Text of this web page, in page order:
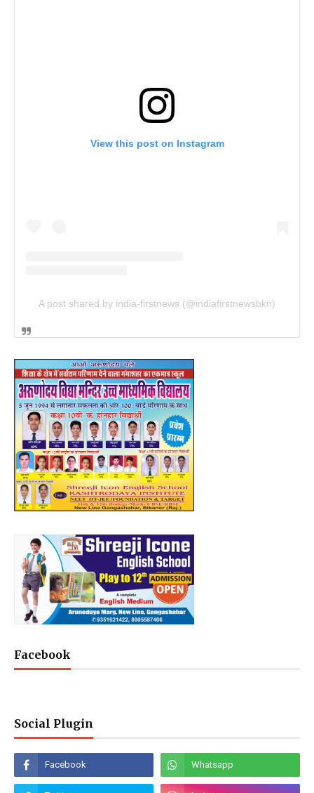
View this post on Instagram
A post shared by india-firstnews (@indiafirstnewsbkn)
Facebook
Social Plugin